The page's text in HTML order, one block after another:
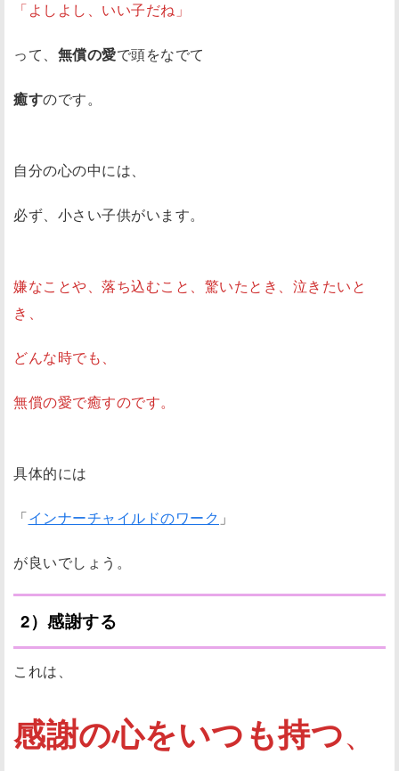
「よしよし、いい子だね」
って、 無償の愛で頭をなでて
癒すのです。
自分の心の中には、
必ず、小さい子供がいます。
嫌なことや、落ち込むこと、驚いたとき、泣きたいと
き、
どんな時でも、
無償の愛で癒すのです。
具体的には
「インナーチャイルドのワーク 」
が良いでしょう。
2）感謝する
これは、
感謝の心をいつも持つ、